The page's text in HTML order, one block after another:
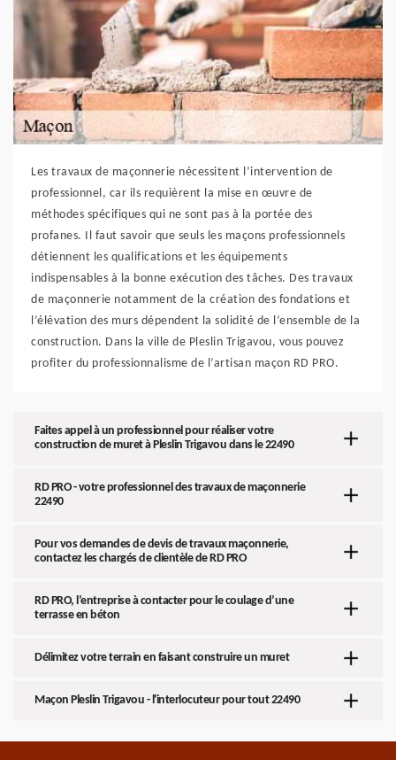
Les travaux de maçonnerie nécessitent l’intervention de
professionnel, car ils requièrent la mise en œuvre de
méthodes spécifiques qui ne sont pas à la portée des
profanes. Il faut savoir que seuls les maçons professionnels
détiennent les qualifications et les équipements
indispensables à la bonne exécution des tâches. Des travaux
de maçonnerie notamment de la création des fondations et
l’élévation des murs dépendent la solidité de l’ensemble de la
construction. Dans la ville de Pleslin Trigavou, vous pouvez
profiter du professionnalisme de l’artisan maçon RD PRO.
Faites appel à un professionnel pour réaliser votre
construction de muret à Pleslin Trigavou dans le 22490
RD PRO - votre professionnel des travaux de maçonnerie
22490
Pour vos demandes de devis de travaux maçonnerie,
contactez les chargés de clientèle de RD PRO
RD PRO, l’entreprise à contacter pour le coulage d’une
terrasse en béton
Délimitez votre terrain en faisant construire un muret
Maçon Pleslin Trigavou - l'interlocuteur pour tout 22490